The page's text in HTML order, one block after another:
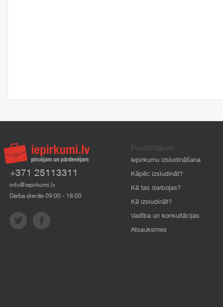
+371 25113311
info@iepirkumi.lv
Darba dienās 09:00 - 18:00
Pasūtītājiem
Iepirkumu izsludināšana
Kāpēc izsludināt?
Kā tas darbojas?
Kā izsludināt?
Vadība un konsultācijas
Atsauksmes